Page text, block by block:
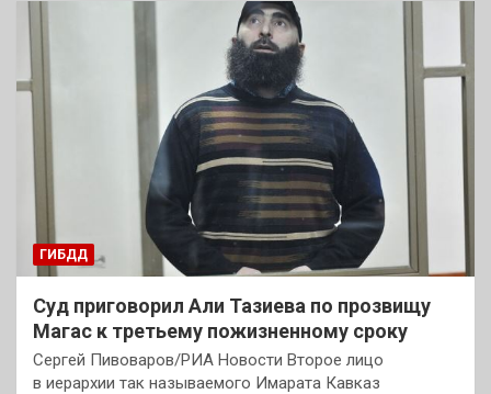
ГИБДД
Суд приговорил Али Тазиева по прозвищу
Магас к третьему пожизненному сроку
Сергей Пивоваров/РИА Новости Второе лицо
в иерархии так называемого Имарата Кавказ